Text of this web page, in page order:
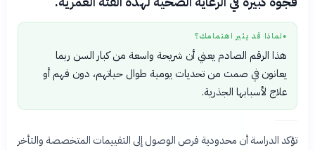
● لماذا قد يثير اهتمامك؟
هذا الرقم الصادم يعني أن شريحة واسعة من كبار السن ربما
يعانون في صمت من تحديات يومية طوال حياتهم، دون فهم أو
علاج لأسبابها الجذرية.
تؤكد الدراسة أن محدودية فرص الوصول إلى التقييمات المتخصصة والتأخر